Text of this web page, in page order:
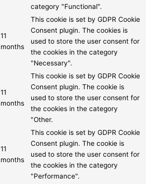
category "Functional".
11
months
This cookie is set by GDPR Cookie
Consent plugin. The cookies is
used to store the user consent for
the cookies in the category
"Necessary".
11
months
This cookie is set by GDPR Cookie
Consent plugin. The cookie is
used to store the user consent for
the cookies in the category
"Other.
11
months
This cookie is set by GDPR Cookie
Consent plugin. The cookie is
used to store the user consent for
the cookies in the category
"Performance".